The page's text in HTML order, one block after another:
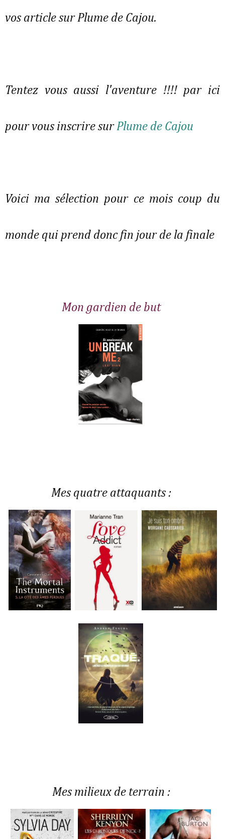
vos article sur Plume de Cajou.
Tentez vous aussi l'aventure !!!! par ici
pour vous inscrire surPlume de Cajou
Voici ma sélection pour ce mois coup du
monde qui prend donc fin jour de la finale
Mon gardien de but
Mes quatre attaquants :
Mes milieux de terrain :